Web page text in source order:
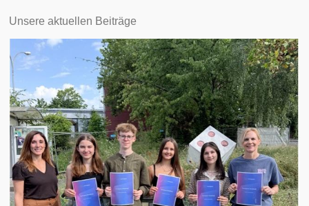
Unsere aktuellen Beiträge